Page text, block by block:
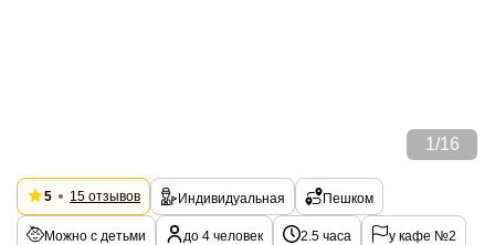
1 /16
5 15 отзывов Индивидуальная Пешком
Можно с детьми до 4 человек 2.5 часа у кафе №2